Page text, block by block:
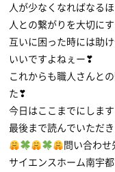
人が少なくなればなる
人との繋がりを大切に
互いに困った時には助
いいですよねぇー❣
これからも職人さんと
た❣
今日はここまでにします
最後まで読んでいただ
問い合わせ
サイエンスホーム南